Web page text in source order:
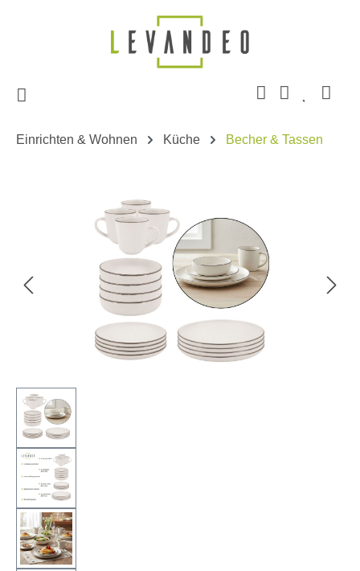
Zum Hauptinhalt springen
Einrichten & Wohnen Küche Becher & Tassen
Bildergalerie überspringen